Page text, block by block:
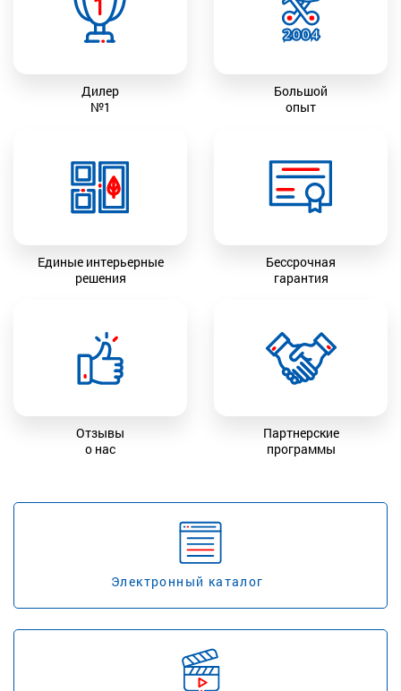
Дилер
№1
Большой
опыт
Единые интерьерные
решения
Бессрочная
гарантия
Отзывы
о нас
Партнерские
программы
Электронный каталог